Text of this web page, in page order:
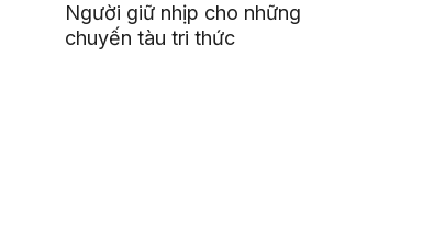
Người giữ nhịp cho những
chuyến tàu tri thức